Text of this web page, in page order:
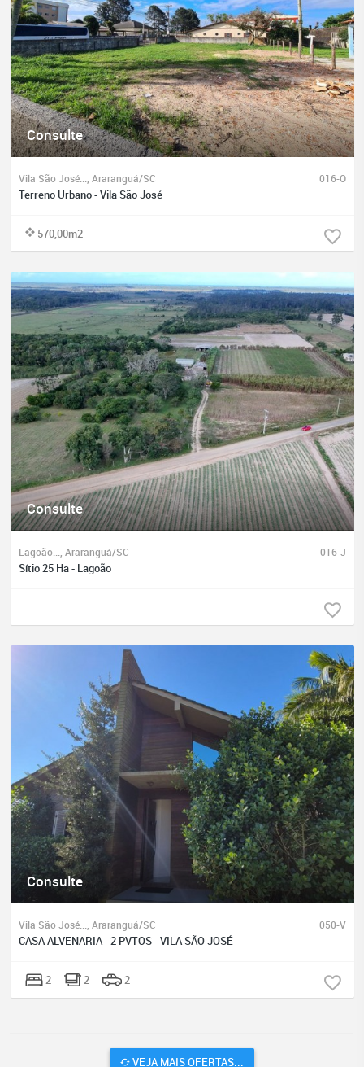
Consulte
Vila São José..., Araranguá/SC 016-O
Terreno Urbano - Vila São José
570,00m2
Consulte
Lagoão..., Araranguá/SC 016-J
Sítio 25 Ha - Lagoão
Consulte
Vila São José..., Araranguá/SC 050-V
CASA ALVENARIA - 2 PVTOS - VILA SÃO JOSÉ
2 2 2
VEJA MAIS OFERTAS...